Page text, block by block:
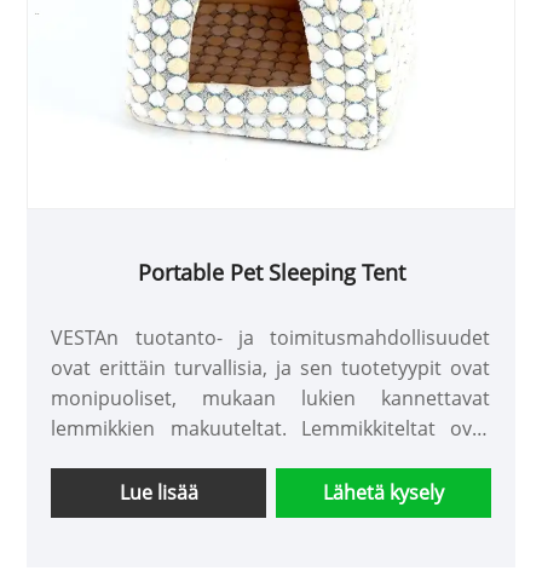
Portable Pet Sleeping Tent
VESTAn tuotanto- ja toimitusmahdollisuudet
ovat erittäin turvallisia, ja sen tuotetyypit ovat
monipuoliset, mukaan lukien kannettavat
lemmikkien makuuteltat. Lemmikkiteltat ovat
voi käyttää vain kotona, vaan ne voivat myös
luoda kannettavan, kätevän ja mukavan
Lue lisää Lähetä kysely